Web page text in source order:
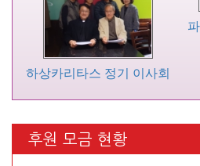
하상카리타스 정기 이사회
후원 모금 현황